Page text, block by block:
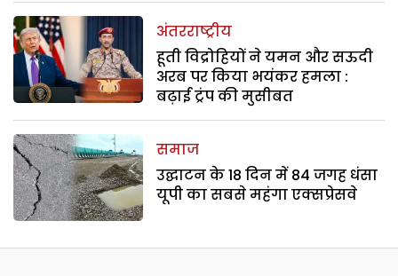
अंतरराष्ट्रीय
हूती विद्रोहियों ने यमन और सऊदी
अरब पर किया भयंकर हमला :
बढ़ाई ट्रंप की मुसीबत
समाज
उद्घाटन के 18 दिन में 84 जगह धंसा
यूपी का सबसे महंगा एक्सप्रेसवे